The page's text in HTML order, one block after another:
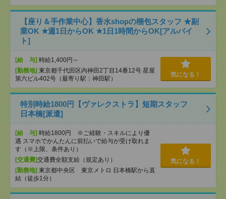
【座り＆手作業中心】香水shopの梱包スタッフ ★副
業OK ★週1日からOK ★1日1時間からOK[アルバイ
ト]
[給 与] 時給1,400円～
[勤務地] 東京都千代田区内神田2丁目14番12号 星屋
第六ビル402号（最寄り駅：神田駅）
気になる！
特別時給1800円【ヴァレクストラ】短期スタッフ
日本橋[派遣]
[給 与] 時給1800円 ※ご経験・スキルにより優
遇 スマホでかんたんに前払いで給与が受け取れま
す（※上限、条件あり）
[交通費]交通費全額支給（規定あり）
[勤務地] 東京都中央区 東京メトロ 日本橋駅から直
結（徒歩1分）
気になる！